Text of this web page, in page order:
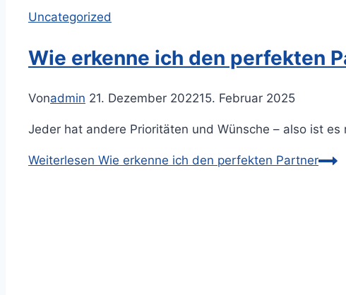
Uncategorized
Wie erkenne ich den perfekten
Vonadmin 21. Dezember 202215. Februar 2025
Jeder hat andere Prioritäten und Wünsche – also ist
Weiterlesen Wie erkenne ich den perfekten Partner